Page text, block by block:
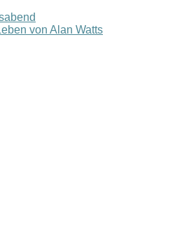
von Alan Watts